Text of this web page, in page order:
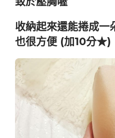
收納起來還能捲成一
也很方便 (加10分★)